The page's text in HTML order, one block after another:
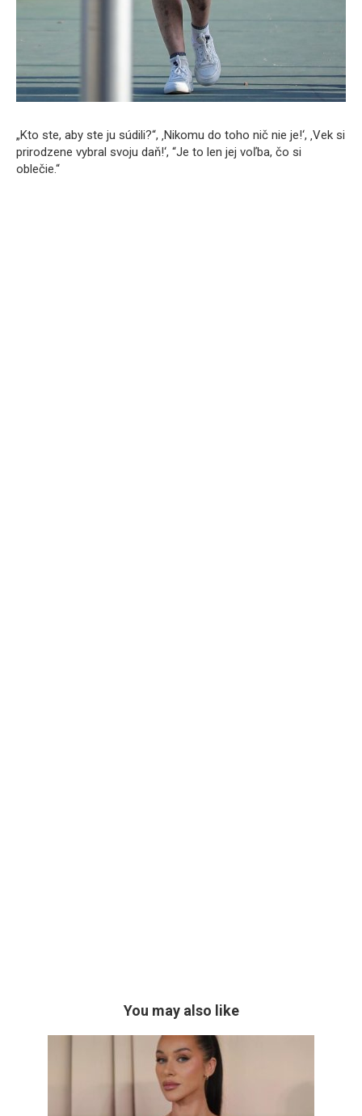
„Kto ste, aby ste ju súdili?“, ‚Nikomu do toho nič nie je!‘, ‚Vek si
prirodzene vybral svoju daň!‘, “Je to len jej voľba, čo si
oblečie.“
You may also like